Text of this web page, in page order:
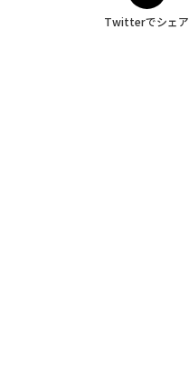
Twitterでシェア